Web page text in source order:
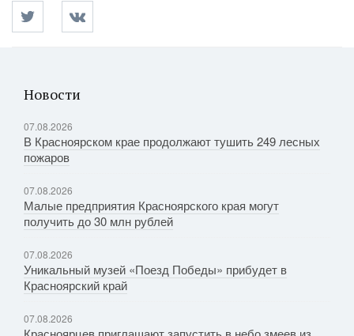
Новости
07.08.2026
В Красноярском крае продолжают тушить 249 лесных
пожаров
07.08.2026
Малые предприятия Красноярского края могут
получить до 30 млн рублей
07.08.2026
Уникальный музей «Поезд Победы» прибудет в
Красноярский край
07.08.2026